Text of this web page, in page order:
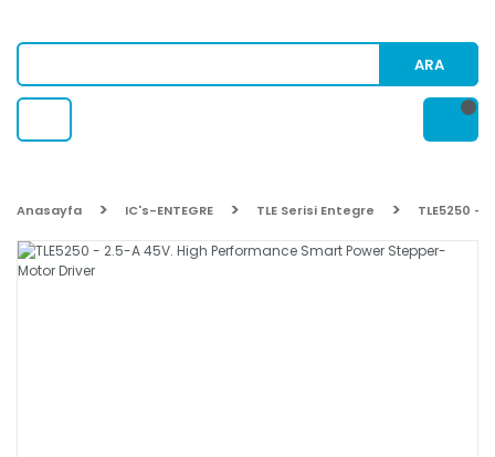
ARA
Anasayfa IC's-ENTEGRE TLE Serisi Entegre TLE5250 -